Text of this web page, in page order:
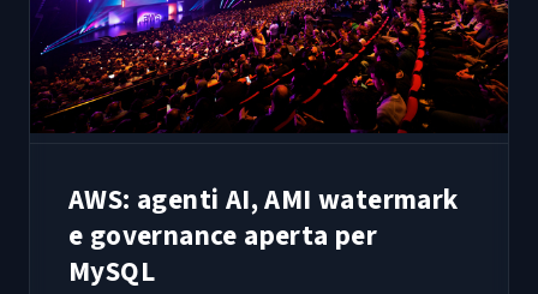
AWS: agenti AI, AMI watermark
e governance aperta per
MySQL